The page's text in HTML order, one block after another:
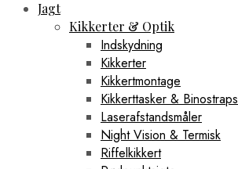
Jagt
Kikkerter & Optik
Indskydning
Kikkerter
Kikkertmontage
Kikkerttasker & Binostraps
Laserafstandsmåler
Night Vision & Termisk
Riffelkikkert